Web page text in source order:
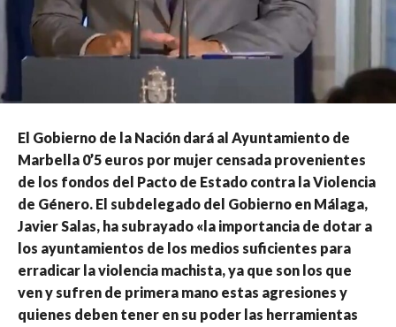
El Gobierno de la Nación dará al Ayuntamiento de
Marbella 0’5 euros por mujer censada provenientes
de los fondos del Pacto de Estado contra la Violencia
de Género. El subdelegado del Gobierno en Málaga,
Javier Salas, ha subrayado «la importancia de dotar a
los ayuntamientos de los medios suficientes para
erradicar la violencia machista, ya que son los que
ven y sufren de primera mano estas agresiones y
quienes deben tener en su poder las herramientas